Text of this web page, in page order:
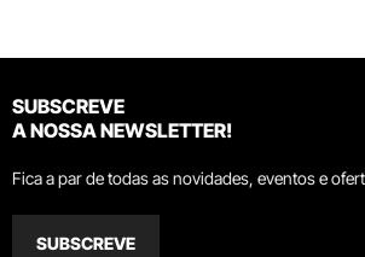
SUBSCREVE
A NOSSA NEWSLETTER!
Fica a par de todas as novidades, eventos e
SUBSCREVE